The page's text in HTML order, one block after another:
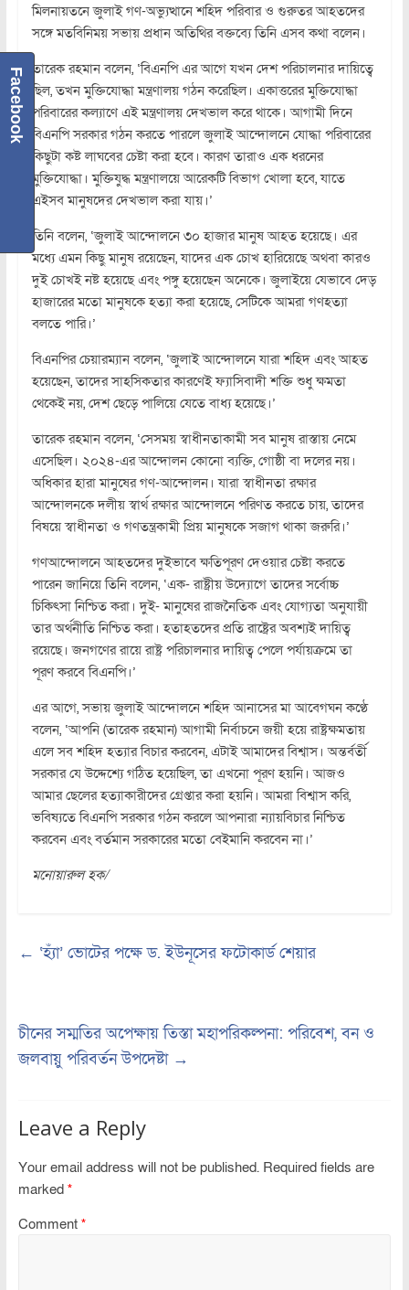
মিলনায়তনে জুলাই গণ-অভ্যুত্থানে শহিদ পরিবার ও গুরুতর আহতদের
সঙ্গে মতবিনিময় সভায় প্রধান অতিথির বক্তব্যে তিনি এসব কথা বলেন।
তারেক রহমান বলেন, ‘বিএনপি এর আগে যখন দেশ পরিচালনার দায়িত্বে
ছিল, তখন মুক্তিযোদ্ধা মন্ত্রণালয় গঠন করেছিল। একাত্তরের মুক্তিযোদ্ধা
পরিবারের কল্যাণে এই মন্ত্রণালয় দেখভাল করে থাকে। আগামী দিনে
বিএনপি সরকার গঠন করতে পারলে জুলাই আন্দোলনে যোদ্ধা পরিবারের
কিছুটা কষ্ট লাঘবের চেষ্টা করা হবে। কারণ তারাও এক ধরনের
মুক্তিযোদ্ধা। মুক্তিযুদ্ধ মন্ত্রণালয়ে আরেকটি বিভাগ খোলা হবে, যাতে
এইসব মানুষদের দেখভাল করা যায়।’
তিনি বলেন, ‘জুলাই আন্দোলনে ৩০ হাজার মানুষ আহত হয়েছে। এর
মধ্যে এমন কিছু মানুষ রয়েছেন, যাদের এক চোখ হারিয়েছে অথবা কারও
দুই চোখই নষ্ট হয়েছে এবং পঙ্গু হয়েছেন অনেকে। জুলাইয়ে যেভাবে দেড়
হাজারের মতো মানুষকে হত্যা করা হয়েছে, সেটিকে আমরা গণহত্যা
বলতে পারি।’
বিএনপির চেয়ারম্যান বলেন, ‘জুলাই আন্দোলনে যারা শহিদ এবং আহত
হয়েছেন, তাদের সাহসিকতার কারণেই ফ্যাসিবাদী শক্তি শুধু ক্ষমতা
থেকেই নয়, দেশ ছেড়ে পালিয়ে যেতে বাধ্য হয়েছে।’
তারেক রহমান বলেন, ‘সেসময় স্বাধীনতাকামী সব মানুষ রাস্তায় নেমে
এসেছিল। ২০২৪-এর আন্দোলন কোনো ব্যক্তি, গোষ্ঠী বা দলের নয়।
অধিকার হারা মানুষের গণ-আন্দোলন। যারা স্বাধীনতা রক্ষার
আন্দোলনকে দলীয় স্বার্থ রক্ষার আন্দোলনে পরিণত করতে চায়, তাদের
বিষয়ে স্বাধীনতা ও গণতন্ত্রকামী প্রিয় মানুষকে সজাগ থাকা জরুরি।’
গণআন্দোলনে আহতদের দুইভাবে ক্ষতিপূরণ দেওয়ার চেষ্টা করতে
পারেন জানিয়ে তিনি বলেন, ‘এক- রাষ্ট্রীয় উদ্যোগে তাদের সর্বোচ্চ
চিকিৎসা নিশ্চিত করা। দুই- মানুষের রাজনৈতিক এবং যোগ্যতা অনুযায়ী
তার অর্থনীতি নিশ্চিত করা। হতাহতদের প্রতি রাষ্ট্রের অবশ্যই দায়িত্ব
রয়েছে। জনগণের রায়ে রাষ্ট্র পরিচালনার দায়িত্ব পেলে পর্যায়ক্রমে তা
পূরণ করবে বিএনপি।’
এর আগে, সভায় জুলাই আন্দোলনে শহিদ আনাসের মা আবেগঘন কণ্ঠে
বলেন, ‘আপনি (তারেক রহমান) আগামী নির্বাচনে জয়ী হয়ে রাষ্ট্রক্ষমতায়
এলে সব শহিদ হত্যার বিচার করবেন, এটাই আমাদের বিশ্বাস। অন্তর্বর্তী
সরকার যে উদ্দেশ্যে গঠিত হয়েছিল, তা এখনো পূরণ হয়নি। আজও
আমার ছেলের হত্যাকারীদের গ্রেপ্তার করা হয়নি। আমরা বিশ্বাস করি,
ভবিষ্যতে বিএনপি সরকার গঠন করলে আপনারা ন্যায়বিচার নিশ্চিত
করবেন এবং বর্তমান সরকারের মতো বেইমানি করবেন না।’
মনোয়ারুল হক/
← ‘হ্যাঁ’ ভোটের পক্ষে ড. ইউনূসের ফটোকার্ড শেয়ার
চীনের সম্মতির অপেক্ষায় তিস্তা মহাপরিকল্পনা: পরিবেশ, বন ও
জলবায়ু পরিবর্তন উপদেষ্টা →
Leave a Reply
Your email address will not be published. Required fields are
marked *
Comment *
Facebook